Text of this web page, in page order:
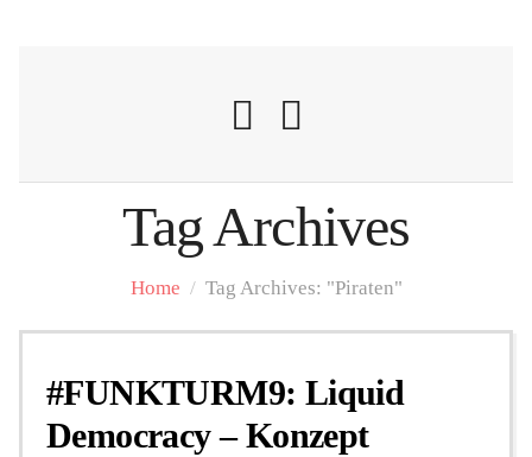
Nachrichten
Flurschelte
Personalien
Tag Archives
Home / Tag Archives: "Piraten"
#FUNKTURM9: Liquid
Democracy – Konzept